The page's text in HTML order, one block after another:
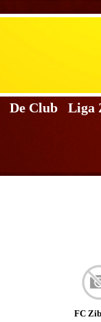
De Club Liga
FC